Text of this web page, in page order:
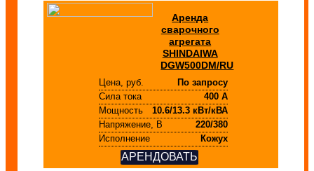
Аренда
сварочного
агрегата
SHINDAIWA
DGW500DM/RU
Цена, руб.
По запросу
Сила тока
400 А
Мощность
10.6/13.3 кВт/кВА
Напряжение, В
220/380
Исполнение
Кожух
АРЕНДОВАТЬ